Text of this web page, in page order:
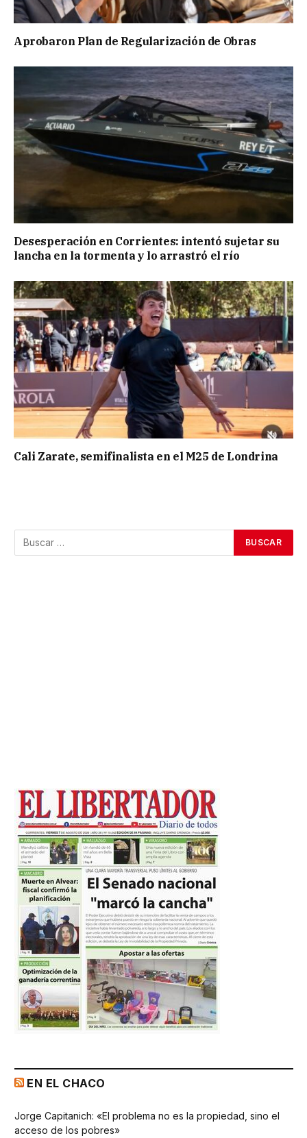
Aprobaron Plan de Regularización de Obras
Desesperación en Corrientes: intentó sujetar su
lancha en la tormenta y lo arrastró el río
Cali Zarate, semifinalista en el M25 de Londrina
EN EL CHACO
Jorge Capitanich: «El problema no es la propiedad, sino el
acceso de los pobres»